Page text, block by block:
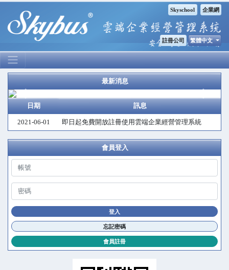
Skyschool 企業網
註冊公司 繁體中文
最新消息
Previous
Next
日期
訊息
2021-06-01 即日起免費開放註冊使用雲端企業經營管理系統
會員登入
忘記密碼
會員註冊